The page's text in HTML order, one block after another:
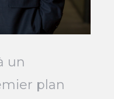
un
plan